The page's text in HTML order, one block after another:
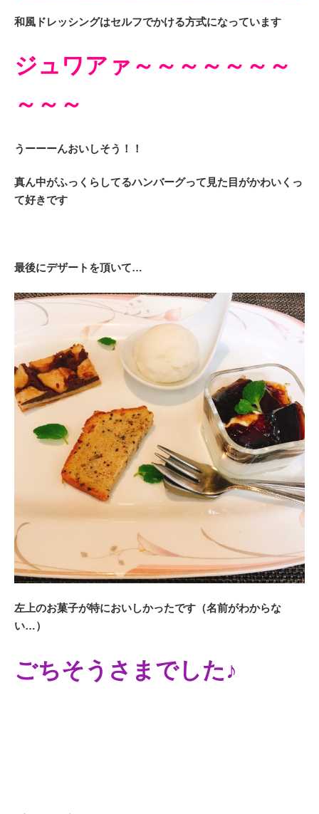
和風ドレッシングはセルフでかける方式になっています
ジュワアァ～～～～～～～
～～～
うーーーんおいしそう！！
真ん中がふっくらしてるハンバーグって見た目がかわいくっ
て好きです
最後にデザートを頂いて…
左上のお菓子が特においしかったです（名前がわからな
い…）
ごちそうさまでした♪